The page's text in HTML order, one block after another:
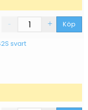
Köp
svart